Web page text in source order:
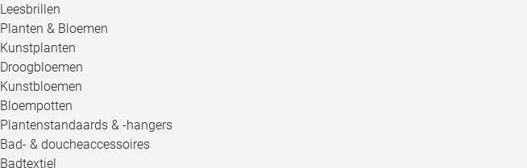
Leesbrillen
Planten & Bloemen
Kunstplanten
Droogbloemen
Kunstbloemen
Bloempotten
Plantenstandaards & -hangers
Bad- & doucheaccessoires
Badtextiel